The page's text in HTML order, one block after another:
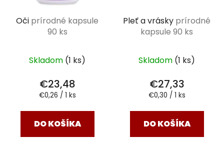
Oči prírodné kapsule
90 ks
Skladom (1 ks)
€23,48
Jednotková
€0,26 / 1 ks
DO KOŠÍKA
Pleť a vrásky prírodné
kapsule 90 ks
Skladom (1 ks)
€27,33
Jednotková
€0,30 / 1 ks
DO KOŠÍKA